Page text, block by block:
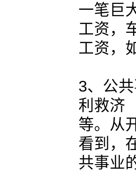
一笔巨
工资，
工资，
3、公
利救济
等。从
看到，
共事业